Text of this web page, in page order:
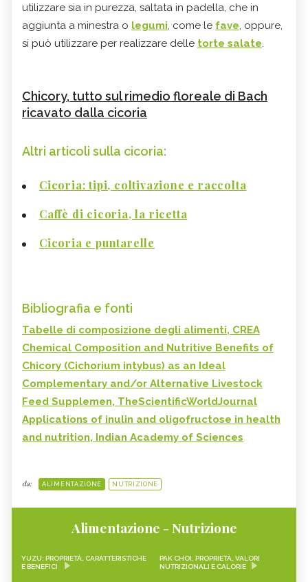
utilizzare sia in purezza, saltata in padella, che in
aggiunta a minestra o legumi, come le fave, oppure,
si può utilizzare per realizzare delle torte salate.
Chicory, tutto sul rimedio floreale di Bach
ricavato dalla cicoria
Altri articoli sulla cicoria:
Cicoria: tipi, coltivazione e raccolta
Caffè di cicoria, la ricetta
Cicoria e puntarelle
Bibliografia e fonti
Tabelle di composizione degli alimenti, CREA
Chemical Composition and Nutritive Benefits of
Chicory (Cichorium intybus) as an Ideal
Complementary and/or Alternative Livestock
Feed Supplemen, TheScientificWorldJournal
Applications of inulin and oligofructose in health
and nutrition, Indian Academy of Sciences
da: ALIMENTAZIONE NUTRIZIONE
Alimentazione - Nutrizione
YUZU: PROPRIETÀ, CARATTERISTICHE
E BENEFICI
PAK CHOI, PROPRIETÀ, VALORI
NUTRIZIONALI E CALORIE